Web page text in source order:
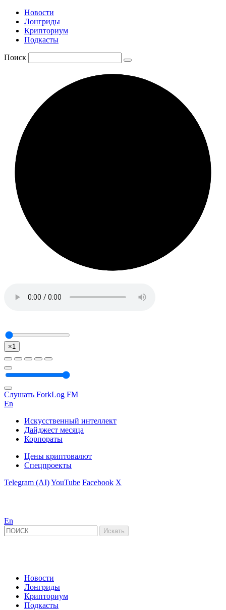
Новости
Лонгриды
Крипториум
Подкасты
Поиск
×1
Слушать ForkLog FM
En
Искусственный интеллект
Дайджест месяца
Корпораты
Цены криптовалют
Спецпроекты
Telegram (AI)YouTube Facebook X
En
Новости
Лонгриды
Крипториум
Подкасты